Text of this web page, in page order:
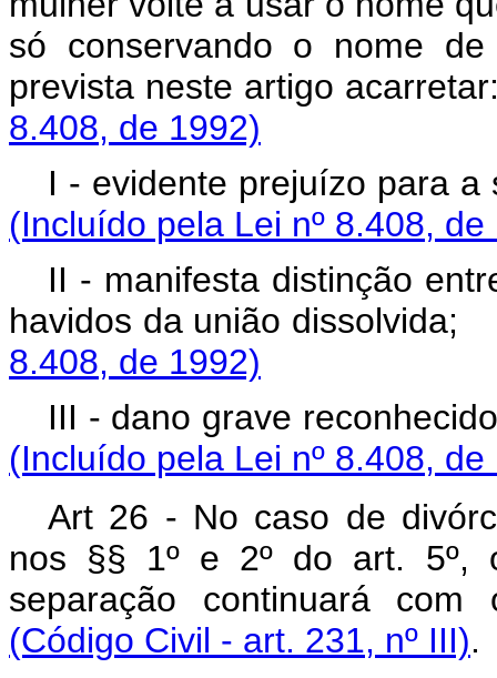
só conservando o nome
prevista neste
8.408, de 1992)
I - evidente
(Incluído pela Lei nº 8.408, de
II - manifesta distinção
havidos da união
8.408, de 1992)
III - dano grave
(Incluído pela Lei nº 8.408, de
Art 26 - No caso de
nos §§ 1º e 2º do art. 5º,
separação continuará
(Código Civil - art. 231, nº III).